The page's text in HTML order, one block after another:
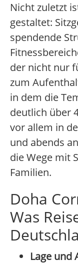
Nicht zuletzt
gestaltet:
spendende
der nicht nur
zum
in dem die
deutlich über
vor allem in
und abends
die Wege mit
Familien.
Doha
Was
Lage und